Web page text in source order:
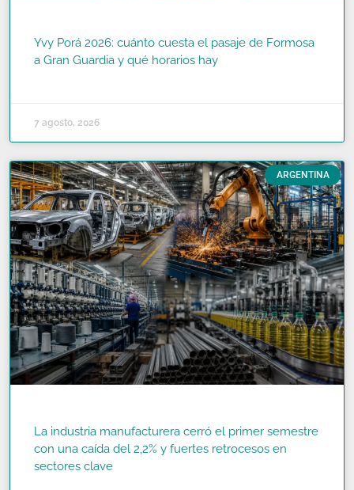
Yvy Porá 2026: cuánto cuesta el pasaje de Formosa
a Gran Guardia y qué horarios hay
7 agosto, 2026
ARGENTINA
La industria manufacturera cerró el primer semestre
con una caída del 2,2% y fuertes retrocesos en
sectores clave